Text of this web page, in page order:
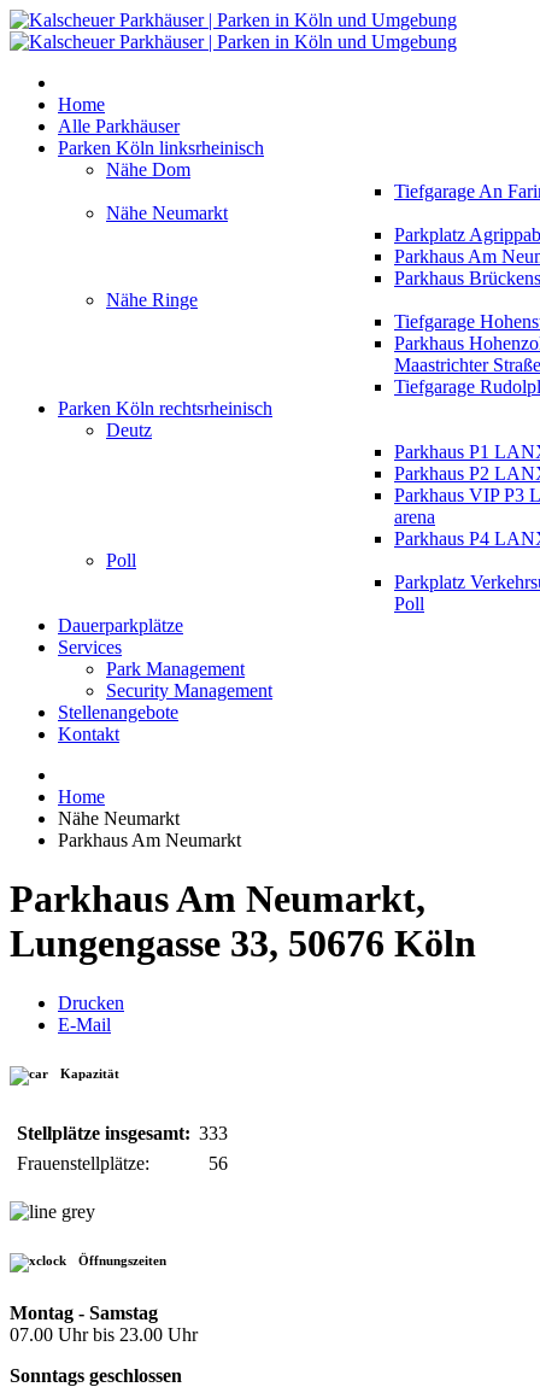
Home
Alle Parkhäuser
Parken Köln linksrheinisch
Nähe Dom
Tiefgarage An
Nähe Neumarkt
Parkplatz
Parkhaus Am
Parkhaus
Nähe Ringe
Tiefgarage
Parkhaus
Maastrichter Straße
Tiefgarage
Parken Köln rechtsrheinisch
Deutz
Parkhaus P1
Parkhaus P2
Parkhaus VIP P3
arena
Parkhaus P4
Poll
Parkplatz
Poll
Dauerparkplätze
Services
Park Management
Security Management
Stellenangebote
Kontakt
Home
Nähe Neumarkt
Parkhaus Am Neumarkt
Parkhaus Am Neumarkt,
Lungengasse 33, 50676 Köln
Drucken
E-Mail
Kapazität
Stellplätze insgesamt: 333
Frauenstellplätze:
56
Öffnungszeiten
Montag - Samstag
07.00 Uhr bis 23.00 Uhr
Sonntags geschlossen